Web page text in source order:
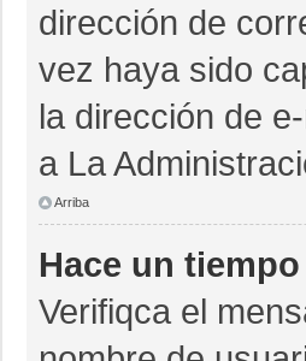
dirección de
vez haya sido
la dirección de
a La
Arriba
Hace un
Verifiqca el